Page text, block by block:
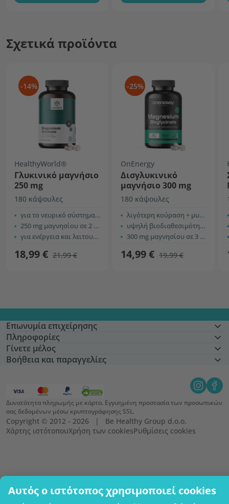
Αυτός ο ιστότοπος χρησιμοποιεί cookies
Σχετικά προϊόντα
-14%
HealthyWorld®
Γλυκινικό μαγνήσιο
250 mg
180 κάψουλες
για το νευρικό σύστημα και τους μύες
250 mg μαγνησίου σε 2 κάψουλες
για ενέργεια και λειτουργία των μυών
18,99 € 21,99 €
-25%
OnEnergy
Δισγλυκινικό
μαγνήσιο 300 mg
180 κάψουλες
λιγότερη κούραση + μυϊκό + νευρικό σύστημα
υψηλή βιοδιαθεσιμότητα
300 mg μαγνησίου σε 3 κάψουλες
14,99 € 19,99 €
Επωνυμία επιχείρησης
Πληροφορίες
Γίνετε μέλος
Βοήθεια και παραγγελίες
Δυνατότητα πληρωμής με κάρτα. Εγγυημένη προστασία των προσωπικών
σας δεδομένων μέσω κρυπτογράφησης SSL.
Copyright © 2012 - 2026   |   Be Healthy Group d.o.o.
Χάρτης ιστότοπουΧρήση των cookiesΡυθμίσεις cookies